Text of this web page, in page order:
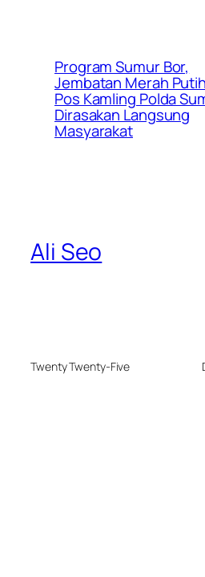
Program Sumur Bor,
Jembatan Merah
Pos Kamling Polda
Dirasakan Langsung
Masyarakat
Ali Seo
Twenty Twenty-Five